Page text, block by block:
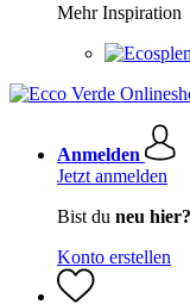
Mehr Inspiration
Anmelden
Jetzt anmelden
Bist du neu hier?
Konto erstellen